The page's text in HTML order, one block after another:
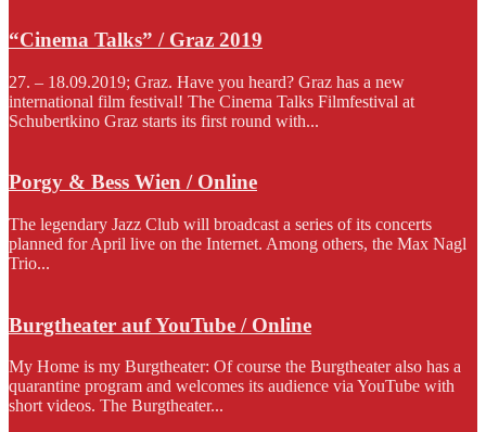
“Cinema Talks” / Graz 2019
27. – 18.09.2019; Graz. Have you heard? Graz has a new
international film festival! The Cinema Talks Filmfestival at
Schubertkino Graz starts its first round with...
Porgy & Bess Wien / Online
The legendary Jazz Club will broadcast a series of its concerts
planned for April live on the Internet. Among others, the Max Nagl
Trio...
Burgtheater auf YouTube / Online
My Home is my Burgtheater: Of course the Burgtheater also has a
quarantine program and welcomes its audience via YouTube with
short videos. The Burgtheater...